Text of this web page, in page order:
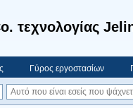
τεχνολογίας
Γύρος εργοστασίων